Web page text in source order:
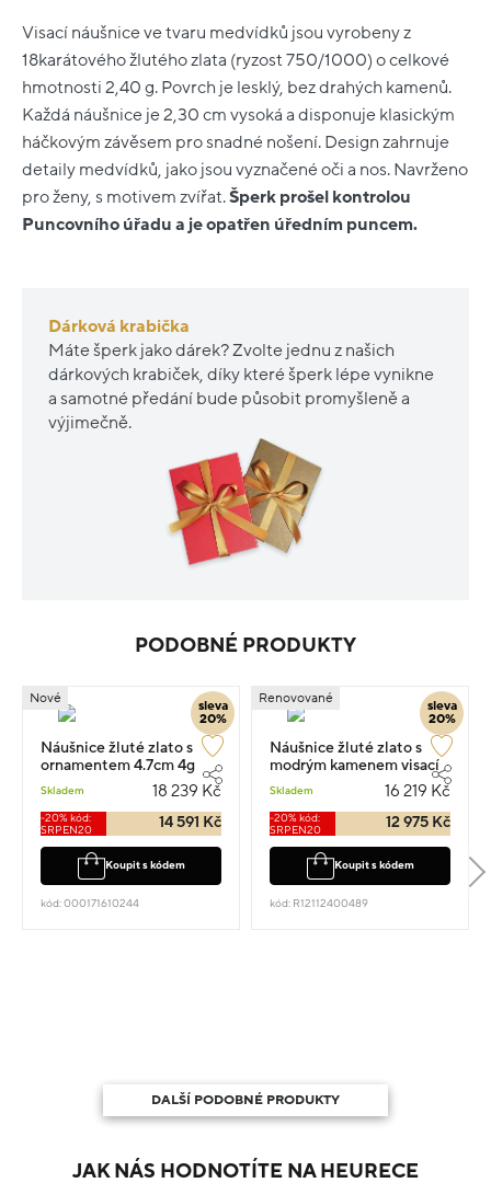
Visací náušnice ve tvaru medvídků jsou vyrobeny z
18karátového žlutého zlata (ryzost 750/1000) o celkové
hmotnosti 2,40 g. Povrch je lesklý, bez drahých kamenů.
Každá náušnice je 2,30 cm vysoká a disponuje klasickým
háčkovým závěsem pro snadné nošení. Design zahrnuje
detaily medvídků, jako jsou vyznačené oči a nos. Navrženo
pro ženy, s motivem zvířat.Šperk prošel kontrolou
Puncovního úřadu a je opatřen úředním puncem.
Dárková krabička
Máte šperk jako dárek? Zvolte jednu z našich
dárkových krabiček, díky které šperk lépe vynikne
a samotné předání bude působit promyšleně a
výjimečně.
PODOBNÉ PRODUKTY
sleva
20%
Nové
Náušnice žluté zlato s
ornamentem 4.7cm 4g
Skladem 18 239 Kč
-20% kód:
SRPEN20
14 591 Kč
Koupit s kódem
kód: 000171610244
sleva
20%
Renovované
Náušnice žluté zlato s
modrým kamenem visací
Skladem 16 219 Kč
-20% kód:
SRPEN20
12 975 Kč
Koupit s kódem
kód: R12112400489
DALŠÍ PODOBNÉ PRODUKTY
JAK NÁS HODNOTÍTE NA HEURECE